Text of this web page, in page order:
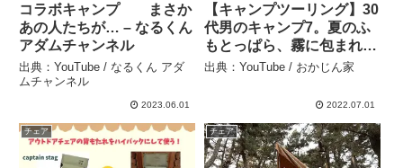
コラボキャンプ まさか
あの人たちが… – なるくん
アダムチャンネル
出典：YouTube / なるくん アダ
ムチャンネル
2023.06.01
【キャンプツーリング】30
代男のキャンプ7。夏のふ
もとっぱら、霧に包まれる
ソロキャンプ【レブル
出典：YouTube / おかじん家
2022.07.01
チェア チェア